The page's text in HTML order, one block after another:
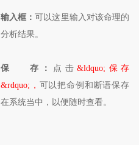
输入框：可以这里输入对该命理的
分析结果。
保 存： 点击&ldquo;保存
&rdquo;， 可以把命例和断语保存
在系统当中，以便随时查看。